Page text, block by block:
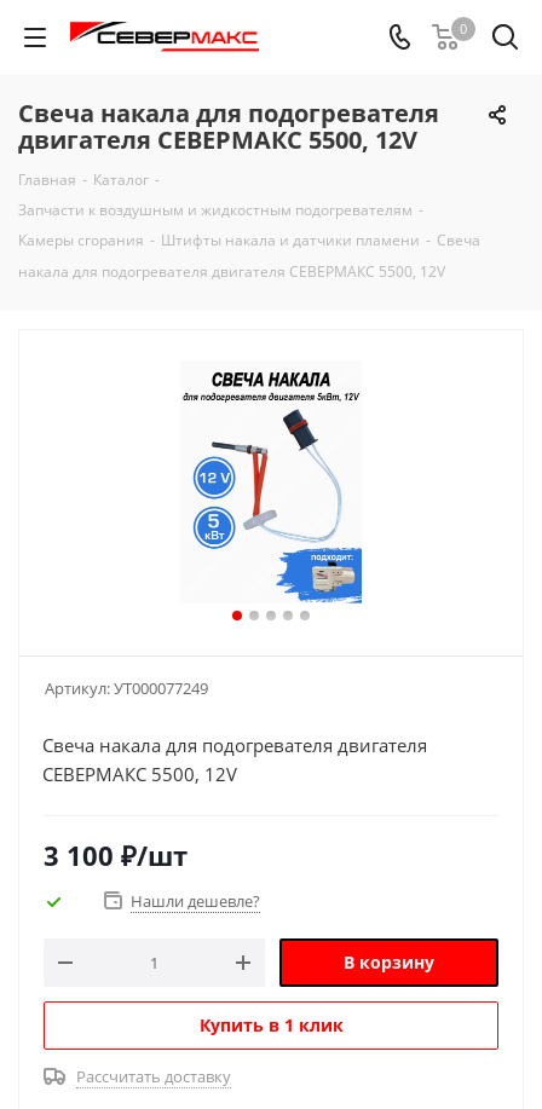
0
Свеча накала для подогревателя
двигателя СЕВЕРМАКС 5500, 12V
Главная - Каталог -
Запчасти к воздушным и жидкостным подогревателям -
Камеры сгорания - Штифты накала и датчики пламени - Свеча
накала для подогревателя двигателя СЕВЕРМАКС 5500, 12V
Артикул:УТ000077249
Свеча накала для подогревателя двигателя
СЕВЕРМАКС 5500, 12V
3 100 ₽/шт
Нашли дешевле?
В корзину
Купить в 1 клик
Рассчитать доставку